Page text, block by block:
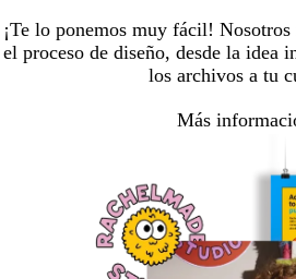
¡Te lo ponemos muy fácil! Nosotros
el proceso de diseño, desde la idea
los archivos a tu
Más